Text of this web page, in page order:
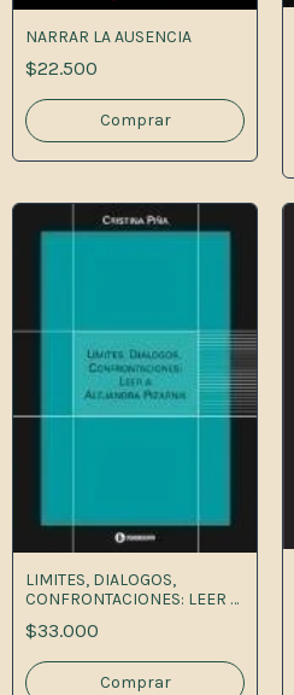
NARRAR LA AUSENCIA
$22.500
LIMITES, DIALOGOS,
CONFRONTACIONES: LEER A
ALEJAND 1A.ED
$33.000